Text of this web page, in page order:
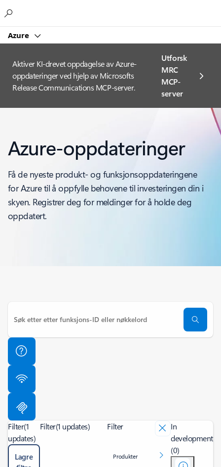
Azure
Aktiver KI-drevet oppdagelse av Azure-
oppdateringer ved hjelp av Microsofts
Release Communications MCP-server.
Utforsk
MRC
MCP-
server
Azure-oppdateringer
Få de nyeste produkt- og funksjonsoppdateringene
for Azure til å oppfylle behovene til investeringen din i
skyen. Registrer deg for meldinger for å holde deg
oppdatert.
Filter(1
updates)
Lagre
Filter(1 updates) Filter
Produkter
In
development
(0)